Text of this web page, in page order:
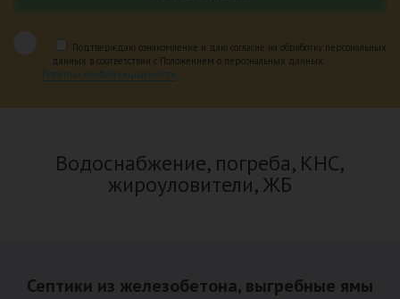
Подтверждаю ознакомление и даю согласие на обработку персональных
данных в соответствии с Положением о персональных данных.
Политика конфиденциальности
Водоснабжение, погреба, КНС,
жироуловители, ЖБ
Септики из железобетона, выгребные ямы